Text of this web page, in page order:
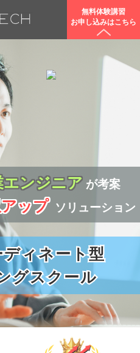
無料体験講習
お申し込みはこちら
ンジニア が考案
ップ ソリューション
ィネート型
グスクール
ィネート型
グスクール